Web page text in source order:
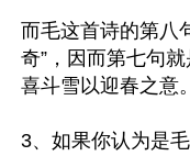
而毛这首诗的第八
奇”，因而第七句
喜斗雪以迎春之意。
3、如果你认为是